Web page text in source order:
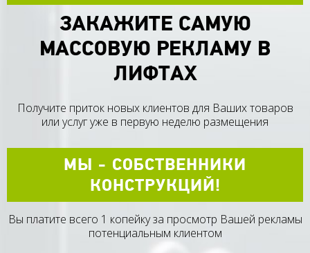
ЗАКАЖИТЕ САМУЮ
МАССОВУЮ РЕКЛАМУ В
ЛИФТАХ
Получите приток новых клиентов для Ваших товаров
или услуг уже в первую неделю размещения
МЫ - СОБСТВЕННИКИ
КОНСТРУКЦИЙ!
Вы платите всего 1 копейку за просмотр Вашей рекламы
потенциальным клиентом